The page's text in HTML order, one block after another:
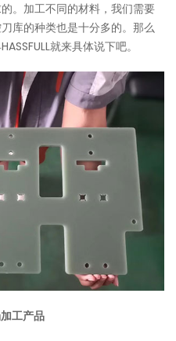
。加工不同的材料，我们需要
库的种类也是十分多的。那么
就来具体说下吧。
工产品